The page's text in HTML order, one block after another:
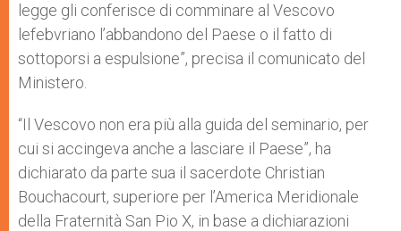
legge gli conferisce di comminare al Vescovo
lefebvriano l’abbandono del Paese o il fatto di
sottoporsi a espulsione”, precisa il comunicato del
Ministero.
“Il Vescovo non era più alla guida del seminario, per
cui si accingeva anche a lasciare il Paese”, ha
dichiarato da parte sua il sacerdote Christian
Bouchacourt, superiore per l’America Meridionale
della Fraternità San Pio X, in base a dichiarazioni